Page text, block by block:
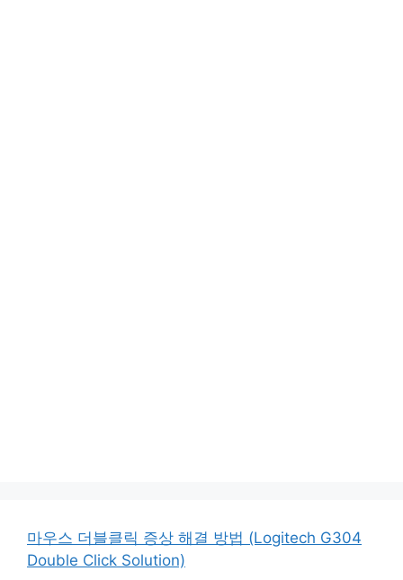
마우스 더블클릭 증상 해결 방법 (Logitech G304
Double Click Solution)